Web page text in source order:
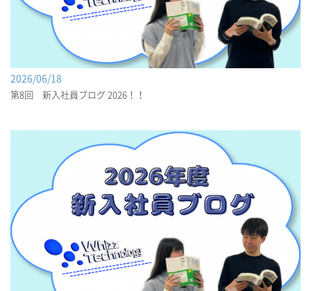
2026/06/18
第8回 新入社員ブログ 2026！！